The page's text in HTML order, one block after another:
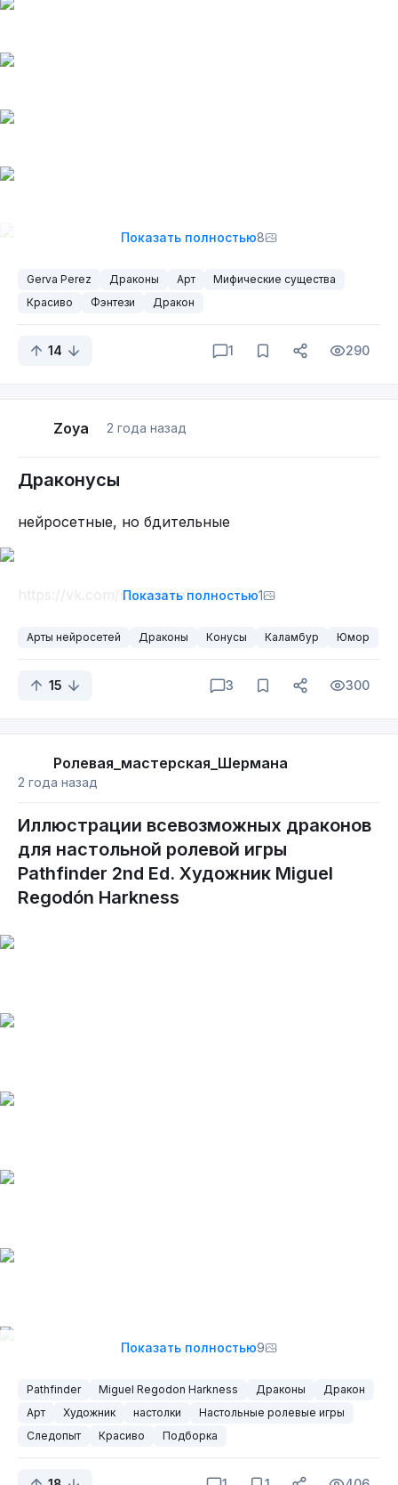
Показать полностью8
Gerva Perez Драконы Арт
Мифические существа
Красиво
Фэнтези Дракон
14 1 290
Zoya 2 года назад
Драконусы
нейросетные, но бдительные
https://vk.com/soundsbetter
Показать полностью1
Арты нейросетей Драконы Конусы Каламбур Юмор
15 3 300
Ролевая_мастерская_Шермана
2 года назад
Иллюстрации всевозможных драконов
для настольной ролевой игры
Pathfinder 2nd Ed. Художник Miguel
Regodón Harkness
Показать полностью9
Pathfinder Miguel Regodоn Harkness Драконы
Дракон
Арт
Художник настолки
Настольные ролевые игры
Следопыт
Красиво Подборка